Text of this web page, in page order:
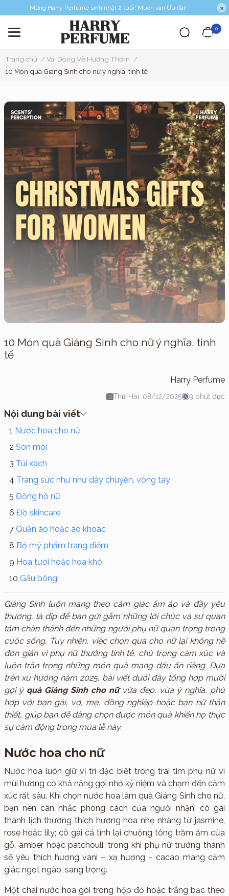
Mừng Harry Perfume sinh nhật 2 tuổi! Muôn vàn Ưu đãi!
0
Trang chủ /Vài Dòng Về Hương Thơm /
10 Món quà Giáng Sinh cho nữ ý nghĩa, tinh tế
10 Món quà Giáng Sinh cho nữ ý nghĩa, tinh
tế
Harry Perfume
Thứ Hai, 08/12/2025 9 phút đọc
Nội dung bài viết
Nước hoa cho nữ
Son môi
Túi xách
Trang sức như như dây chuyền, vòng tay
Đồng hồ nữ
Đồ skincare
Quần áo hoặc áo khoác
Bộ mỹ phẩm trang điểm
Hoa tươi hoặc hoa khô
Gấu bông
Giáng Sinh luôn mang theo cảm giác ấm áp và đầy yêu
thương, là dịp để bạn gửi gắm những lời chúc và sự quan
tâm chân thành đến những người phụ nữ quan trọng trong
cuộc sống. Tuy nhiên, việc chọn quà cho nữ lại không hề
đơn giản vì phụ nữ thường tinh tế, chú trọng cảm xúc và
luôn trân trọng những món quà mang dấu ấn riêng. Dựa
trên xu hướng năm 2025, bài viết dưới đây tổng hợp mười
gợi ý quà Giáng Sinh cho nữvừa đẹp, vừa ý nghĩa, phù
hợp với bạn gái, vợ, mẹ, đồng nghiệp hoặc bạn nữ thân
thiết, giúp bạn dễ dàng chọn được món quà khiến họ thực
sự cảm động trong mùa lễ này.
Nước hoa cho nữ
Nước hoa luôn giữ vị trí đặc biệt trong trái tim phụ nữ vì
mùi hương có khả năng gợi nhớ kỷ niệm và chạm đến cảm
xúc rất sâu. Khi chọn nước hoa làm quà Giáng Sinh cho nữ,
bạn nên cân nhắc phong cách của người nhận: cô gái
thanh lịch thường thích hương hoa nhẹ nhàng từ jasmine,
rose hoặc lily; cô gái cá tính lại chuộng tông trầm ấm của
gỗ, amber hoặc patchouli; trong khi phụ nữ trưởng thành
sẽ yêu thích hương vani – xạ hương – cacao mang cảm
giác ngọt ngào, sang trọng.
Một chai nước hoa gói trong hộp đỏ hoặc trắng bạc theo